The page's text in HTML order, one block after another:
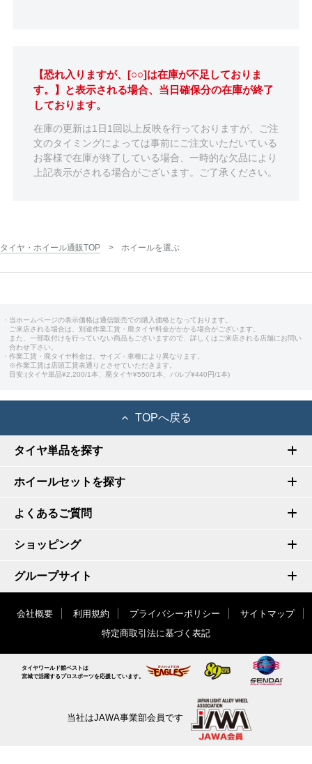
【恐れ入りますが、[○○]は在庫が不足しておりま
す。】と表示される場合、当日確保分の在庫が終了
しております。
在庫の更新は1日1回以上反映を行っておりますが、ご注
文のタイミングによっては事前にご注文いただいている
お客様で在庫が終了している場合、一時的な欠品により
上記表示がされる場合がございます。ご了承ください。
タイヤ・ホイール通販TOP ホイールを選ぶ
・当ホームページの表示価格は通信販売での購入価格となっております。
ご来店される場合は、別途作業工賃・廃タイヤ料金がかかる場合がございます。
また、一部取付けを行っていない商品もございますので、詳しくはご来店される店舗にお問い
合わせ下さい。
・作業工賃・廃タイヤ料金は、サイズ・車種により異なります。
※作業工賃は店頭工賃表通りとさせていただきます。
目安:(タイヤ単品¥2,200/1本、廃タイヤ¥550/1本、バルブ¥440円/1本)
TOPへ戻る
タイヤ単品を探す
ホイールセットを探す
よくあるご質問
ショッピング
グループサイト
会社概要 利用規約 プライバシーポリシー
サイトマップ
特定商取引法に基づく表記
タイヤワールド館ベストは
宮城で活躍するプロスポーツを応援しています。
当社はJAWA事業部会員です